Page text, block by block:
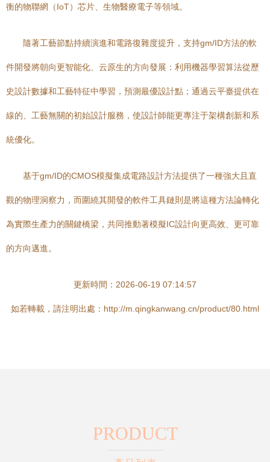
衡的物聯網（IoT）芯片、生物醫療電子等領域。
隨著工藝節點持續演進和電路復雜度提升，支持gm/ID方法的軟
件開發將朝向更智能化、云原生的方向發展：利用機器學習算法從歷
史設計數據和工藝特征中學習，預測最優設計點；通過云平臺提供在
線的、工藝無關的初始設計服務，使設計師能更專注于架構創新和系
統優化。
基于gm/ID的CMOS模擬集成電路設計方法提供了一種強大且直
觀的物理洞察力，而圍繞其開發的軟件工具鏈則是將這種方法論轉化
為實際生產力的關鍵橋梁，共同推動著模擬IC設計向更高效、更可靠
的方向邁進。
更新時間：2026-06-19 07:14:57
如若轉載，請注明出處：http://m.qingkanwang.cn/product/80.html
PRODUCT